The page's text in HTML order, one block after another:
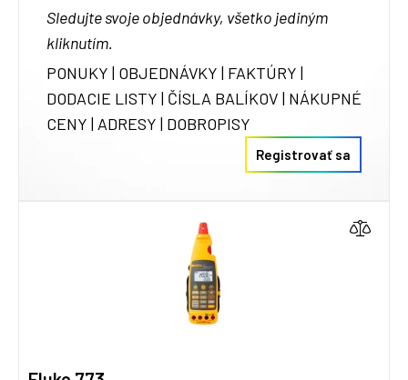
Sledujte svoje objednávky, všetko jediným
kliknutím.
PONUKY | OBJEDNÁVKY | FAKTÚRY |
DODACIE LISTY | ČÍSLA BALÍKOV | NÁKUPNÉ
CENY | ADRESY | DOBROPISY
Registrovať sa